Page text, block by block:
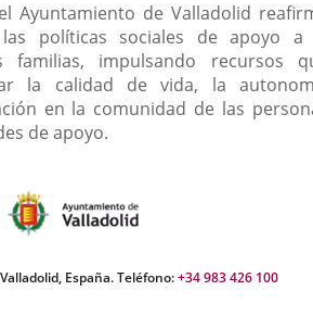
Ayuntamiento de Valladolid
políticas sociales de apoyo a
impulsando recursos
la calidad de vida, la
en la comunidad de las
de apoyo.
España. Teléfono:+34 983 426 100